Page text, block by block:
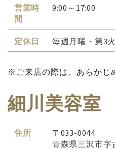
営業時
間
9:00～17:00
定休日 毎週月曜・第3
※ご来店の際は、あらかじ
細川美容室
住所
〒033-0044
青森県三沢市字